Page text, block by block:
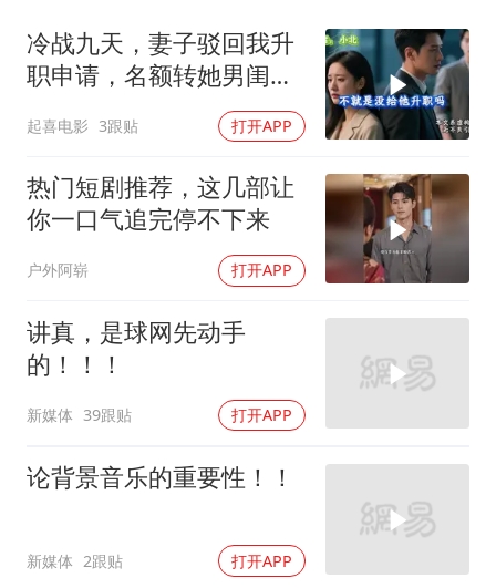
中方回应是否在太平洋海底开采稀土
27岁女子成组织卖淫集团主犯被通缉
法国将禁止“未经同意的电话营销”
奋进开新局 实干挑大梁
冷战九天，妻子驳回我升
职申请，名额转她男闺
蜜，我转身办妥1件事
起喜电影 3跟贴 打开APP
热门短剧推荐，这几部让
你一口气追完停不下来
户外阿崭 打开APP
讲真，是球网先动手
的！！！
新媒体 39跟贴 打开APP
论背景音乐的重要性！！
新媒体 2跟贴 打开APP